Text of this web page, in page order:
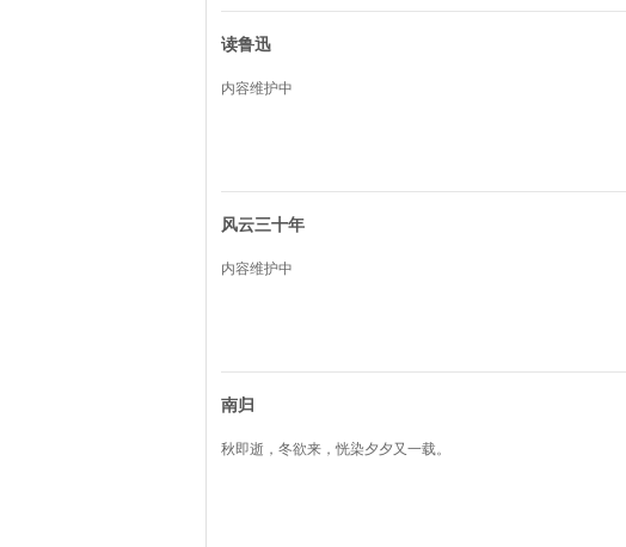
读鲁迅
内容维护中
风云三十年
内容维护中
南归
秋即逝，冬欲来，恍染夕夕又一载。